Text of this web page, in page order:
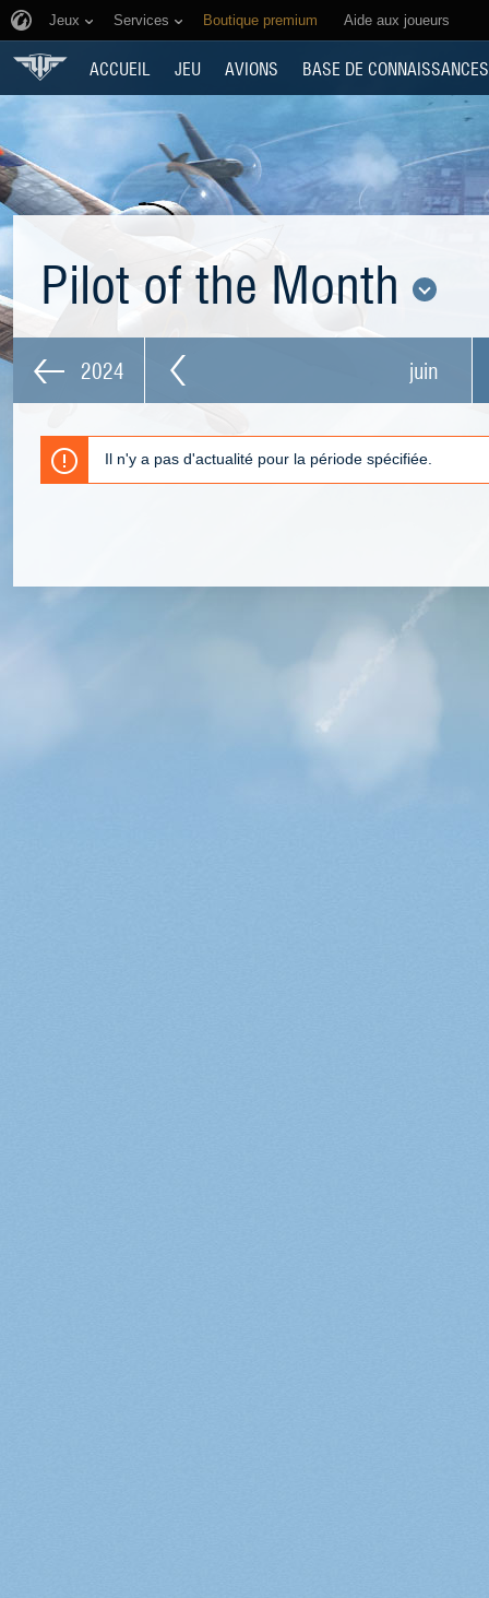
Jeux Services Boutique premium Aide aux joueurs
ACCUEIL JEU AVIONS BASE DE CONNAISSANCES
Pilot of the Month
2024 juin
Il n'y a pas d'actualité pour la période spécifiée.